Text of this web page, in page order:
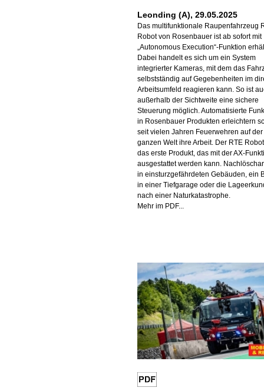
Leonding (A), 29.05.2025
Das multifunktionale Raupenfahrzeug
Robot von Rosenbauer ist ab sofort mit
„Autonomous Execution“-Funktion
Dabei handelt es sich um ein System
integrierter Kameras, mit dem das
selbstständig auf Gegebenheiten im
Arbeitsumfeld reagieren kann. So ist
außerhalb der Sichtweite eine sichere
Steuerung möglich. Automatisierte
in Rosenbauer Produkten erleichtern
seit vielen Jahren Feuerwehren auf der
ganzen Welt ihre Arbeit. Der RTE
das erste Produkt, das mit der AX-
ausgestattet werden kann.
in einsturzgefährdeten Gebäuden, ein
in einer Tiefgarage oder die
nach einer Naturkatastrophe.
Mehr im PDF...